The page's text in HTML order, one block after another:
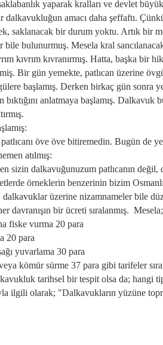
yaparak kralları ve devlet
amacı daha şeffaftı.
saklanacak bir durum yoktu. Artık bir
bile bulunurmuş. Mesela kral
kıvrım kıvranırmış. Hatta, başka bir
Bir gün yemekte, patlıcan üzerine
başlamış. Derken birkaç gün sonra
bıktığını anlatmaya başlamış.
öve öve bitiremedin. Bugün de
atılmış:
sizin dalkavuğunuzum patlıcanın değil,
örneklerin benzerinin bizim
dalkavuklar üzerine nizamnameler bile
davranışın bir ücreti sıralanmış. Mesela;
fiske vurma 20 para
20 para
yuvarlama 30 para
kömür sürme 37 para gibi tarifeler
tarihsel bir tespit olsa da; hangi
ilgili olarak; "Dalkavukların yüzüne